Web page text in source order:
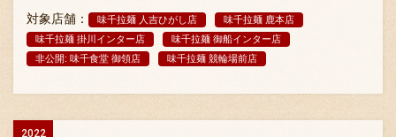
対象店舗： 味千拉麺 人吉ひがし店
味千拉麺 鹿本店
味千拉麺 掛川インター店
味千拉麺 御船インター店
非公開: 味千食堂 御領店
味千拉麺 競輪場前店
2022